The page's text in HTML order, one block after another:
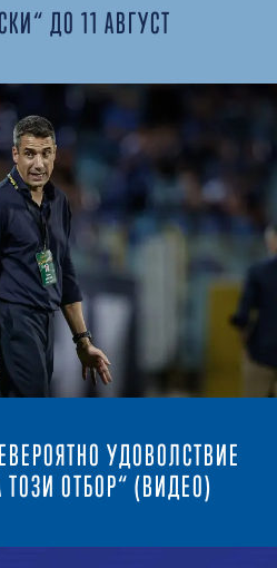
ДО 11 АВГУСТ
УДОВОЛСТВИЕ
ОТБОР“ (ВИДЕО)